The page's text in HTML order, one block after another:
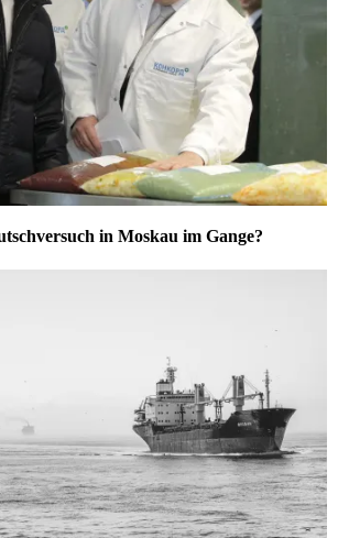
in Moskau im Gange?